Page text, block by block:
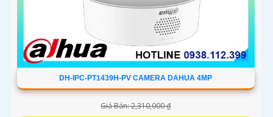
DH-IPC-PT1439H-PV CAMERA DAHUA 4MP
Giá Bán: 2,310,000 ₫